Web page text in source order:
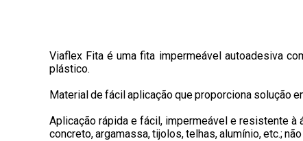
Viaflex Fita é uma fita impermeável autoadesiva
plástico.
Material de fácil aplicação que proporciona solução
Aplicação rápida e fácil, impermeável e resistente
concreto, argamassa, tijolos, telhas, alumínio, etc.;